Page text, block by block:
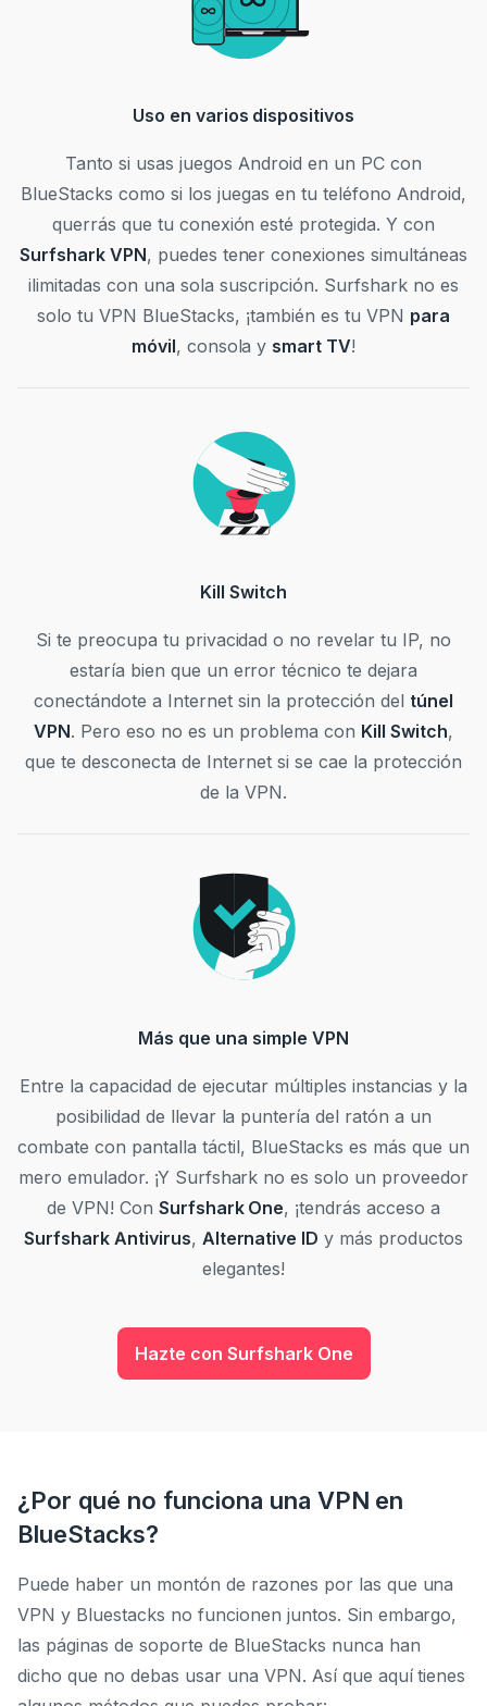
Uso en varios dispositivos
Tanto si usas juegos Android en un PC con
BlueStacks como si los juegas en tu teléfono Android,
querrás que tu conexión esté protegida. Y con
Surfshark VPN, puedes tener conexiones simultáneas
ilimitadas con una sola suscripción. Surfshark no es
solo tu VPN BlueStacks, ¡también es tu VPN para
móvil, consola y smart TV!
Kill Switch
Si te preocupa tu privacidad o no revelar tu IP, no
estaría bien que un error técnico te dejara
conectándote a Internet sin la protección del túnel
VPN. Pero eso no es un problema con Kill Switch,
que te desconecta de Internet si se cae la protección
de la VPN.
Más que una simple VPN
Entre la capacidad de ejecutar múltiples instancias y la
posibilidad de llevar la puntería del ratón a un
combate con pantalla táctil, BlueStacks es más que un
mero emulador. ¡Y Surfshark no es solo un proveedor
de VPN! Con Surfshark One, ¡tendrás acceso a
Surfshark Antivirus, Alternative ID y más productos
elegantes!
Hazte con Surfshark One
¿Por qué no funciona una VPN en
BlueStacks?
Puede haber un montón de razones por las que una
VPN y Bluestacks no funcionen juntos. Sin embargo,
las páginas de soporte de BlueStacks nunca han
dicho que no debas usar una VPN. Así que aquí tienes